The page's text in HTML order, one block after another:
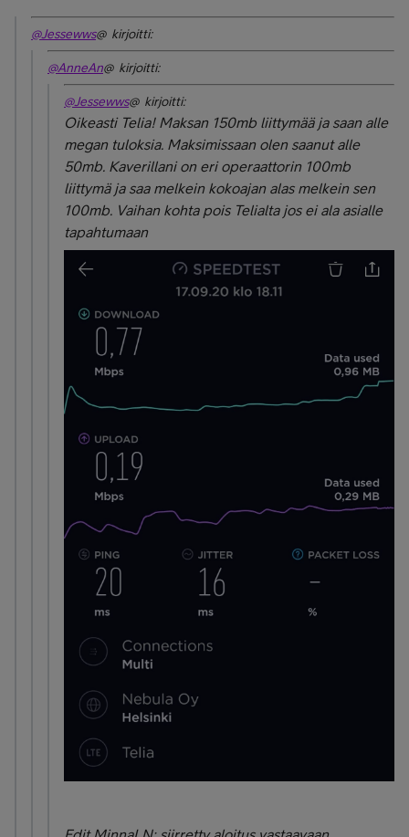
@Jessewws@ kirjoitti:
@AnneAn@ kirjoitti:
@Jessewws@ kirjoitti:
Oikeasti Telia! Maksan 150mb liittymää ja saan alle
megan tuloksia. Maksimissaan olen saanut alle
50mb. Kaverillani on eri operaattorin 100mb
liittymä ja saa melkein kokoajan alas melkein sen
100mb. Vaihan kohta pois Telialta jos ei ala asialle
tapahtumaan